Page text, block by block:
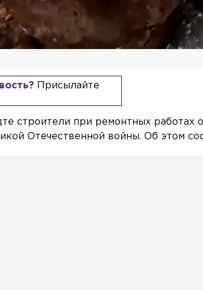
Присылайте
строители при ремонтных работах
Отечественной войны. Об этом